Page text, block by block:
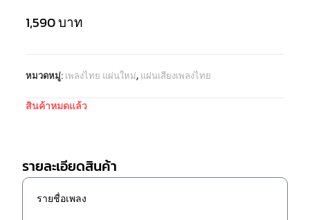
1,590บาท
หมวดหมู่: เพลงไทย แผ่นใหม่, แผ่นเสียงเพลงไทย
สินค้าหมดแล้ว
รายละเอียดสินค้า
รายชื่อเพลง